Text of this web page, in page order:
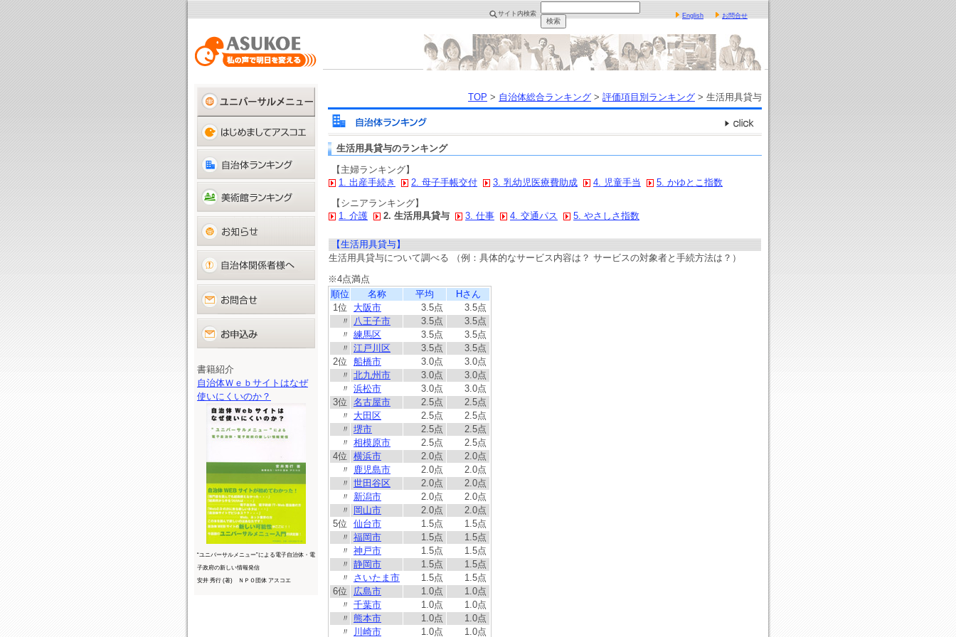
サイト内検索 English お問合せ
書籍紹介
自治体Ｗｅｂサイトはなぜ
使いにくいのか？
“ユニバーサルメニュー”による電子自治体・電
子政府の新しい情報発信
安井 秀行 (著) ＮＰＯ団体 アスコエ
TOP > 自治体総合ランキング > 評価項目別ランキング > 生活用具貸与
生活用具貸与のランキング
【主婦ランキング】
1. 出産手続き
2. 母子手帳交付 3. 乳幼児医療費助成 4. 児童手当
5. かゆとこ指数
【シニアランキング】
1. 介護
2. 生活用具貸与 3. 仕事 4. 交通パス 5. やさしさ指数
【生活用具貸与】
生活用具貸与について調べる （例：具体的なサービス内容は？ サービスの対象者と手続方法は？）
※4点満点
順位
名称 平均
Hさん
1位
大阪市 3.5点
3.5点
〃
八王子市 3.5点
3.5点
〃 練馬区 3.5点
3.5点
〃 江戸川区 3.5点
3.5点
2位
船橋市 3.0点
3.0点
〃 北九州市 3.0点
3.0点
〃 浜松市 3.0点
3.0点
3位
名古屋市 2.5点
2.5点
〃
大田区 2.5点
2.5点
〃 堺市 2.5点
2.5点
〃 相模原市 2.5点
2.5点
4位
横浜市 2.0点
2.0点
〃
鹿児島市 2.0点
2.0点
〃 世田谷区 2.0点
2.0点
〃
新潟市 2.0点
2.0点
〃
岡山市 2.0点
2.0点
5位
仙台市 1.5点
1.5点
〃 福岡市 1.5点
1.5点
〃 神戸市 1.5点
1.5点
〃 静岡市 1.5点
1.5点
〃
さいたま市 1.5点
1.5点
6位
広島市 1.0点
1.0点
〃 千葉市 1.0点
1.0点
〃
熊本市 1.0点
1.0点
〃
川崎市 1.0点 1.0点